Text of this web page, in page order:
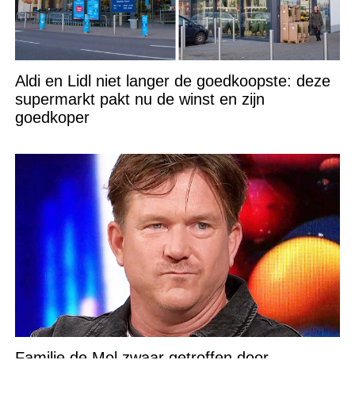
Aldi en Lidl niet langer de goedkoopste: deze
supermarkt pakt nu de winst en zijn
goedkoper
Familie de Mol zwaar getroffen door